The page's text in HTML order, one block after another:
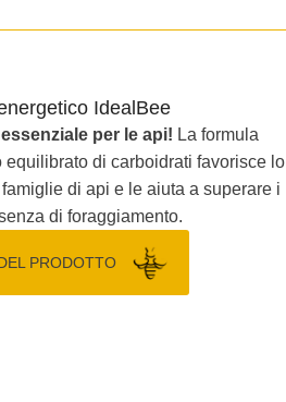
IdealBee
per le api!
equilibrato di carboidrati favorisce lo
di api e le aiuta a superare i
di foraggiamento.
PRODOTTO